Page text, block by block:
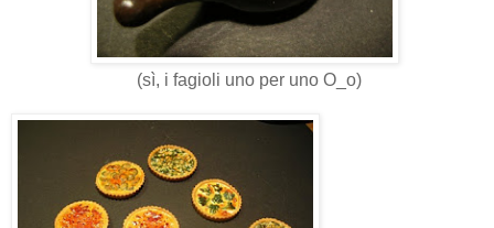
(sì, i fagioli uno per uno O_o)